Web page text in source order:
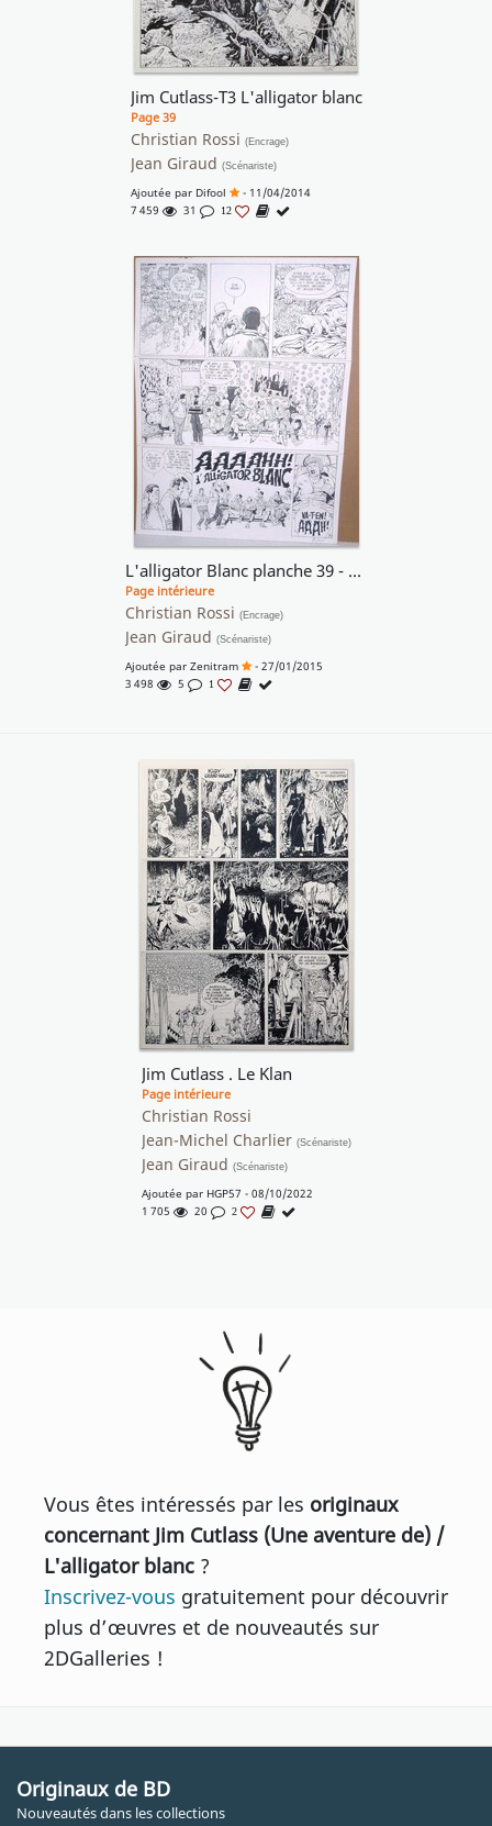
Jim Cutlass-T3 L'alligator blanc
Page 39
Christian Rossi (Encrage)
Jean Giraud (Scénariste)
Ajoutée par Difool
- 11/04/2014
7 459
31 12
L'alligator Blanc planche 39 - En famille !!
Page intérieure
Christian Rossi (Encrage)
Jean Giraud (Scénariste)
Ajoutée par Zenitram
- 27/01/2015
3 498
5 1
Jim Cutlass . Le Klan
Page intérieure
Christian Rossi
Jean-Michel Charlier (Scénariste)
Jean Giraud (Scénariste)
Ajoutée par HGP57 - 08/10/2022
1 705
20 2
Vous êtes intéressés par les originaux
concernant Jim Cutlass (Une aventure de) /
L'alligator blanc ?
Inscrivez-vous gratuitement pour découvrir
plus d’œuvres et de nouveautés sur
2DGalleries !
Originaux de BD
Nouveautés dans les collections